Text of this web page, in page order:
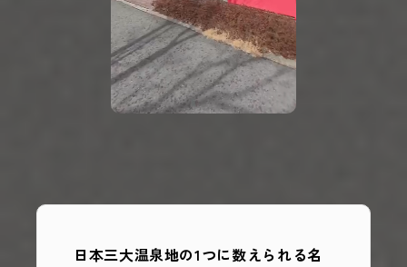
日本三大温泉地の1つに数えられる名